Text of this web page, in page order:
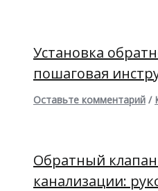
Установка
пошаговая
Оставьте комментарий /
Обратный
канализации: